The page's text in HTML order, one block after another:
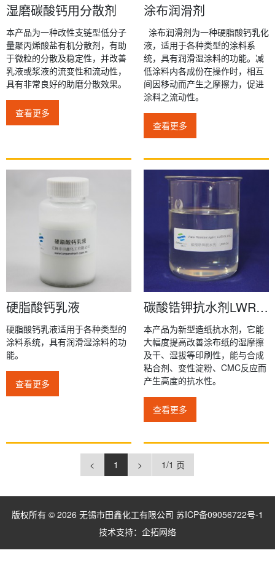
湿磨碳酸钙用分散剂
本产品为一种改性支链型低分子
量聚丙烯酸盐有机分散剂，有助
于微粒的分散及稳定性，并改善
乳液或浆液的流变性和流动性，
具有非常良好的助磨分散效果。
查看更多
涂布润滑剂
涂布润滑剂为一种硬脂酸钙乳化
液，适用于各种类型的涂料系
统，具有润滑湿涂料的功能。减
低涂料内各成份在操作时，相互
间因移动而产生之摩擦力，促进
涂料之流动性。
查看更多
硬脂酸钙乳液
硬脂酸钙乳液适用于各种类型的
涂料系统，具有润滑湿涂料的功
能。
查看更多
碳酸锆钾抗水剂LWR-04(PZC)
本产品为新型造纸抗水剂，它能
大幅度提高改善涂布纸的湿摩擦
及干、湿拔等印刷性，能与合成
粘合剂、变性淀粉、CMC反应而
产生高度的抗水性。
查看更多
< 1 > 1/1 页
版权所有 © 2026 无锡市田鑫化工有限公司 苏ICP备09056722号-1
技术支持： 企拓网络